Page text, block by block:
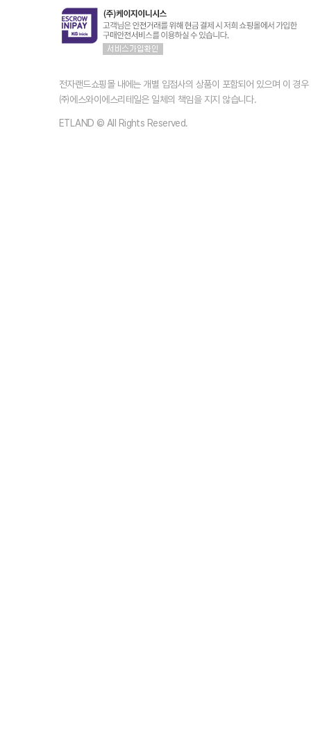
전자랜드쇼핑몰 내에는 개별 입점사의 상품이 포함되어 있으며 이 경
㈜에스와이에스리테일은 일체의 책임을 지지 않습니다.
ETLAND © All Rights Reserved.